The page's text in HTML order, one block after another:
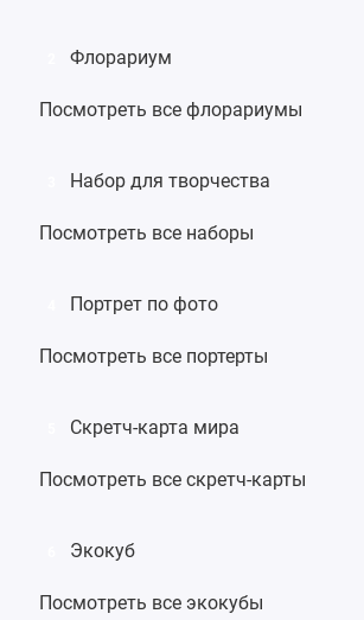
Флорариум
Посмотреть все флорариумы
Набор для творчества
Посмотреть все наборы
Портрет по фото
Посмотреть все портерты
Скретч-карта мира
Посмотреть все скретч-карты
Экокуб
Посмотреть все экокубы